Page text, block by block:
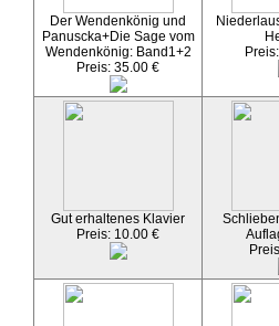
Der Wendenkönig und
Panuscka+Die Sage vom
Wendenkönig: Band1+2
Preis: 35.00 €
Gut erhaltenes Klavier
Preis: 10.00 €